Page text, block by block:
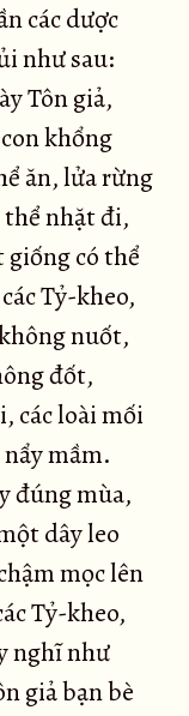
các dược
như sau:
Tôn giả,
khổng
ăn, lửa rừng
nhặt đi,
giống có thể
Tỷ-kheo,
nuốt,
đốt,
các loài mối
mầm.
đúng mùa,
dây leo
mọc lên
Tỷ-kheo,
nghĩ như
giả bạn bè